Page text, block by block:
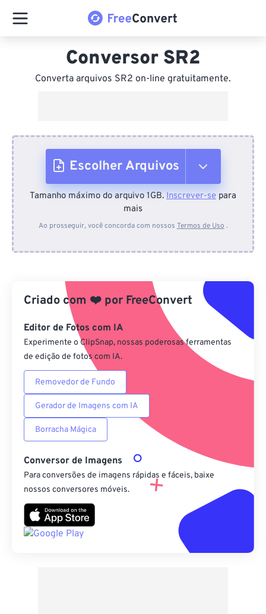
Conversor SR2
Converta arquivos SR2 on-line gratuitamente.
Escolher Arquivos
Do dispositivo
Do Google Drive
Do OneDrive
Da URL
Tamanho máximo do arquivo 1GB. Inscrever-se para
mais
Ao prosseguir, você concorda com nossos Termos de Uso .
Criado com ❤️ por FreeConvert
Editor de Fotos com IA
Experimente o ClipSnap, nossas poderosas ferramentas
de edição de fotos com IA.
Removedor de Fundo
Gerador de Imagens com IA
Borracha Mágica
Conversor de Imagens
Para conversões de imagens rápidas e fáceis, baixe
nossos conversores móveis.